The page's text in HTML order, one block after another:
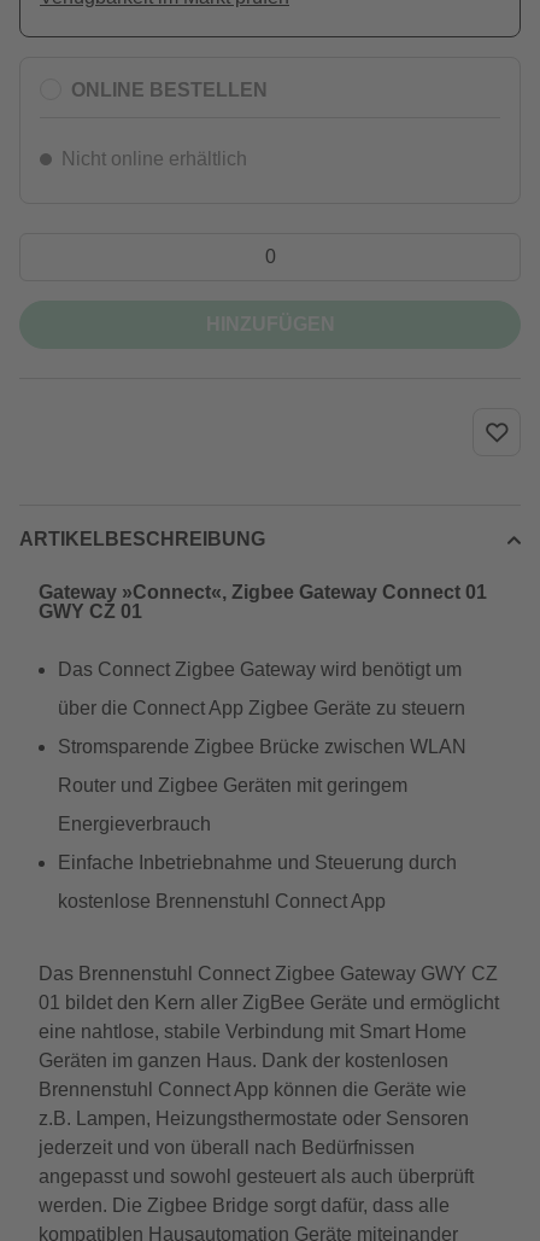
ONLINE BESTELLEN
Nicht online erhältlich
ARTIKELBESCHREIBUNG
Gateway »Connect«, Zigbee Gateway Connect 01
GWY CZ 01
Das Connect Zigbee Gateway wird benötigt um
über die Connect App Zigbee Geräte zu steuern
Stromsparende Zigbee Brücke zwischen WLAN
Router und Zigbee Geräten mit geringem
Energieverbrauch
Einfache Inbetriebnahme und Steuerung durch
kostenlose Brennenstuhl Connect App
Das Brennenstuhl Connect Zigbee Gateway GWY CZ
01 bildet den Kern aller ZigBee Geräte und ermöglicht
eine nahtlose, stabile Verbindung mit Smart Home
Geräten im ganzen Haus. Dank der kostenlosen
Brennenstuhl Connect App können die Geräte wie
z.B. Lampen, Heizungsthermostate oder Sensoren
jederzeit und von überall nach Bedürfnissen
angepasst und sowohl gesteuert als auch überprüft
werden. Die Zigbee Bridge sorgt dafür, dass alle
kompatiblen Hausautomation Geräte miteinander